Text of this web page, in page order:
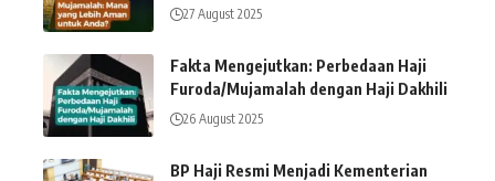
27 August 2025
Fakta Mengejutkan: Perbedaan Haji
Furoda/Mujamalah dengan Haji Dakhili
26 August 2025
BP Haji Resmi Menjadi Kementerian